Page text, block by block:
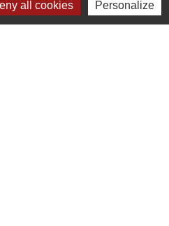
uniquement en
de la mairie
all cookies Personalize